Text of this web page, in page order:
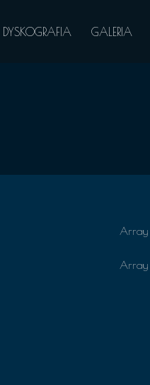
DYSKOGRAFIA GALERIA
Array
Array